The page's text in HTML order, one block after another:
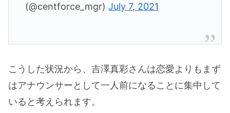
(@centforce_mgr)July 7, 2021
こうした状況から、吉澤真彩さんは恋愛よりもまず
はアナウンサーとして一人前になることに集中して
いると考えられます。